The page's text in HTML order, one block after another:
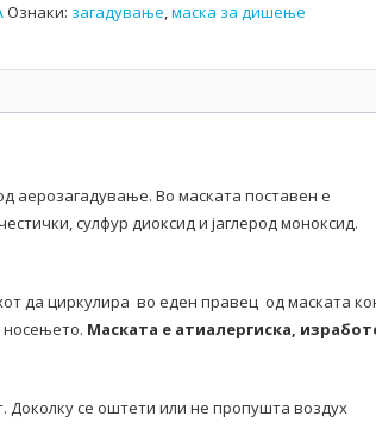
Ознаки: загадување,маска за дишење
аерозагадување. Во маската поставен е
сулфур диоксид и јаглерод моноксид.
да циркулира во еден правец од маската
носењето. Маската е атиалергиска,
Доколку се оштети или не пропушта воздух